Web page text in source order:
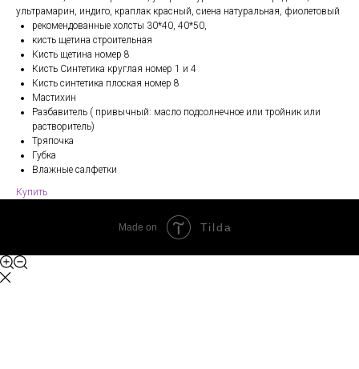
ультрамарин, индиго, краплак красный, сиена натуральная, фиолетовый
рекомендованные холсты 30*40, 40*50,
кисть щетина строительная
Кисть щетина номер 8
Кисть Синтетика круглая номер 1 и 4
Кисть синтетика плоская номер 8
Мастихин
Разбавитель ( привычный: масло подсолнечное или тройник или
растворитель)
Тряпочка
Губка
Влажные салфетки
Купить
Made on Tilda